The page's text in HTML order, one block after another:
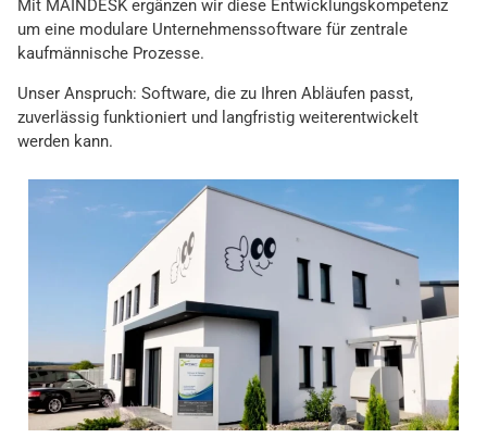
Mit MAINDESK ergänzen wir diese Entwicklungskompetenz
um eine modulare Unternehmenssoftware für zentrale
kaufmännische Prozesse.
Unser Anspruch: Software, die zu Ihren Abläufen passt,
zuverlässig funktioniert und langfristig weiterentwickelt
werden kann.